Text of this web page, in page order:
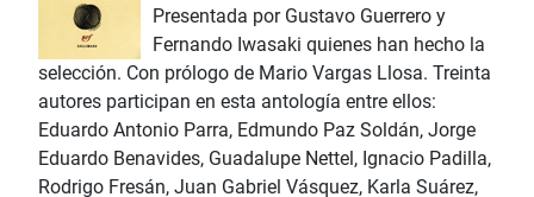
Presentada por Gustavo Guerrero y
Fernando Iwasaki quienes han hecho la
selección. Con prólogo de Mario Vargas Llosa. Treinta
autores participan en esta antología entre ellos:
Eduardo Antonio Parra, Edmundo Paz Soldán, Jorge
Eduardo Benavides, Guadalupe Nettel, Ignacio Padilla,
Rodrigo Fresán, Juan Gabriel Vásquez, Karla Suárez,